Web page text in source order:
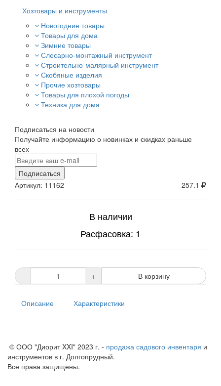
Хозтовары и инструменты
Новогодние товары
Товары для дома
Зимние товары
Слесарно-монтажный инструмент
Строительно-малярный инструмент
Скобяные изделия
Прочие хозтовары
Товары для плохой погоды
Техника для дома
Подписаться на новости
Получайте информацию о новинках и скидках раньше
всех
Подписаться
Артикул: 11162
257.1
В наличии
Расфасовка: 1
- + В корзину
Описание Характеристики
© ООО "Диорит XXI" 2023 г. - продажа садового инвентаря и
инструментов в г. Долгопрудный.
Все права защищены.